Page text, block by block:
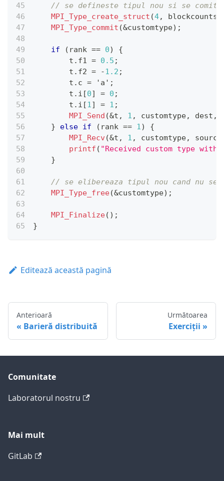
// se defineste tipul nou si se comite
MPI_Type_create_struct (4, blockcounts
MPI_Type_commit (&customtype) ;
if ( rank == 0)
{
        t
. f1 = 0.5 ;
        t
. f2 = -1.2 ;
        t
. c = 'a' ;
        t
. i [0] = 0 ;
        t
. i [1] = 1 ;
MPI_Send (&t , 1 , customtype, dest ,
}
else if ( rank == 1)
{
MPI_Recv (&t , 1 , customtype, source
printf ( "Received custom type
}
// se elibereaza tipul nou cand nu se
MPI_Type_free(&customtype) ;
MPI_Finalize( ) ;
}
Editează această pagină
Anterioară
Barieră distribuită
Următoarea
Exerciții
Comunitate
Laboratorul nostru
Mai mult
GitLab